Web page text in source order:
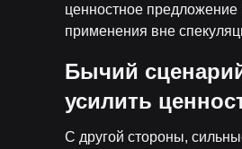
ценностное
применения вне
Бычий
усилить
С другой стороны,